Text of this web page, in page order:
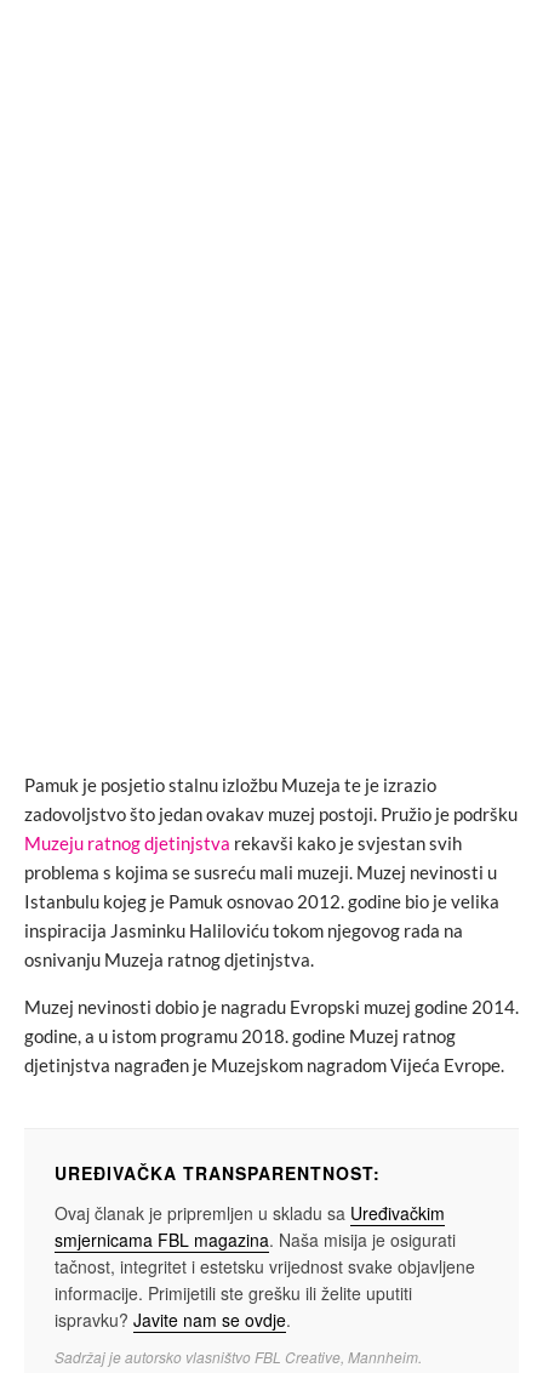
Pamuk je posjetio stalnu izložbu Muzeja te je izrazio
zadovoljstvo što jedan ovakav muzej postoji. Pružio je podršku
Muzeju ratnog djetinjstva rekavši kako je svjestan svih
problema s kojima se susreću mali muzeji. Muzej nevinosti u
Istanbulu kojeg je Pamuk osnovao 2012. godine bio je velika
inspiracija Jasminku Haliloviću tokom njegovog rada na
osnivanju Muzeja ratnog djetinjstva.
Muzej nevinosti dobio je nagradu Evropski muzej godine 2014.
godine, a u istom programu 2018. godine Muzej ratnog
djetinjstva nagrađen je Muzejskom nagradom Vijeća Evrope.
UREĐIVAČKA TRANSPARENTNOST:
Ovaj članak je pripremljen u skladu sa Uređivačkim
smjernicama FBL magazina. Naša misija je osigurati
tačnost, integritet i estetsku vrijednost svake objavljene
informacije. Primijetili ste grešku ili želite uputiti
ispravku? Javite nam se ovdje.
Sadržaj je autorsko vlasništvo FBL Creative, Mannheim.